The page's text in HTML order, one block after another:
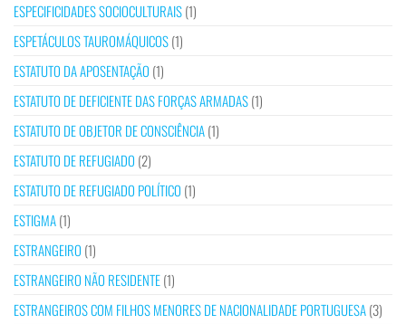
ESPECIFICIDADES SOCIOCULTURAIS(1)
ESPETÁCULOS TAUROMÁQUICOS(1)
ESTATUTO DA APOSENTAÇÃO (1)
ESTATUTO DE DEFICIENTE DAS FORÇAS ARMADAS(1)
ESTATUTO DE OBJETOR DE CONSCIÊNCIA(1)
ESTATUTO DE REFUGIADO (2)
ESTATUTO DE REFUGIADO POLÍTICO (1)
ESTIGMA(1)
ESTRANGEIRO (1)
ESTRANGEIRO NÃO RESIDENTE(1)
ESTRANGEIROS COM FILHOS MENORES DE NACIONALIDADE PORTUGUESA(3)